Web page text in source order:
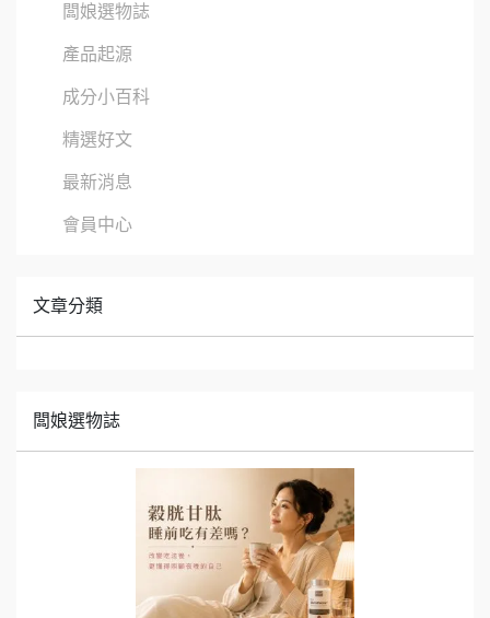
闆娘選物誌
產品起源
成分小百科
精選好文
最新消息
會員中心
文章分類
闆娘選物誌